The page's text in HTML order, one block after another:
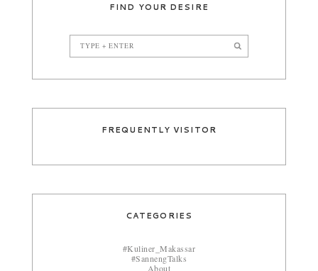
FIND YOUR DESIRE
FREQUENTLY VISITOR
CATEGORIES
#Kuliner_Makassar
#SannengTalks
About